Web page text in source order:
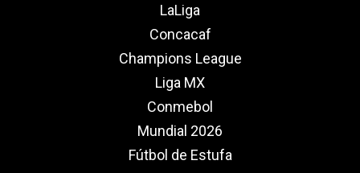
LaLiga
Concacaf
Champions League
Liga MX
Conmebol
Mundial 2026
Fútbol de Estufa